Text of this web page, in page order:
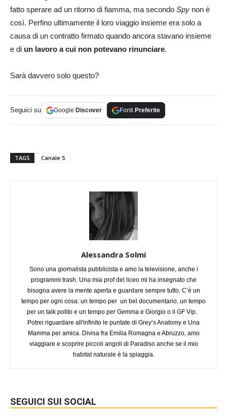
fatto sperare ad un ritorno di fiamma, ma secondo Spy non è
così. Perfino ultimamente il loro viaggio insieme era solo a
causa di un contratto firmato quando ancora stavano insieme
e di un lavoro a cui non potevano rinunciare.
Sarà davvero solo questo?
Seguici su Google Discover Fonti Preferite
TAGS Canale 5
Alessandra Solmi
Sono una giornalista pubblicista e amo la televisione, anche i
programmi trash. Una mia prof del liceo mi ha insegnato che
bisogna avere la mente aperta e guardare sempre tutto. C’è un
tempo per ogni cosa: un tempo per un bel documentario, un tempo
per un talk polito e un tempo per Gemma e Giorgio o il GF Vip.
Potrei riguardare all'infinito le puntate di Grey’s Anatomy e Una
Mamma per amica. Divisa fra Emilia Romagna e Abruzzo, amo
viaggiare e scoprire piccoli angoli di Paradiso anche se il mio
habitat naturale è la spiaggia.
SEGUICI SUI SOCIAL